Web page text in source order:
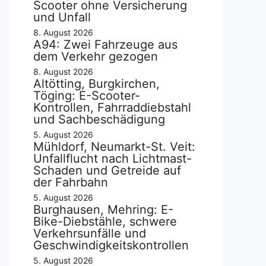
Scooter ohne Versicherung
und Unfall
8. August 2026
A94: Zwei Fahrzeuge aus
dem Verkehr gezogen
8. August 2026
Altötting, Burgkirchen,
Töging: E-Scooter-
Kontrollen, Fahrraddiebstahl
und Sachbeschädigung
5. August 2026
Mühldorf, Neumarkt-St. Veit:
Unfallflucht nach Lichtmast-
Schaden und Getreide auf
der Fahrbahn
5. August 2026
Burghausen, Mehring: E-
Bike-Diebstähle, schwere
Verkehrsunfälle und
Geschwindigkeitskontrollen
5. August 2026